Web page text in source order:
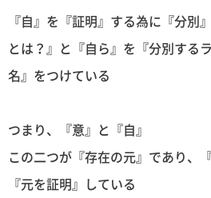
『自』を『証明』する為に『分別
とは？』と『自ら』を『分別する
名』をつけている
つまり、『意』と『自』
この二つが『存在の元』であり、
『元を証明』している